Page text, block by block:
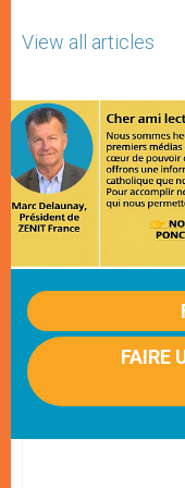
View all articles
FAIRE